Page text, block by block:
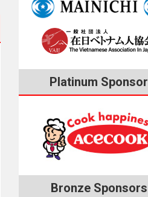
Platinum Sponsor
Bronze Sponsors